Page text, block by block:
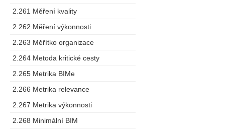
2.261 Měření kvality
2.262 Měření výkonnosti
2.263 Měřítko organizace
2.264 Metoda kritické cesty
2.265 Metrika BIMe
2.266 Metrika relevance
2.267 Metrika výkonnosti
2.268 Minimální BIM